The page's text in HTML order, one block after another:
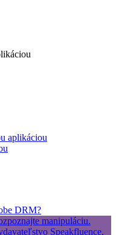
aplikáciou
DRM?